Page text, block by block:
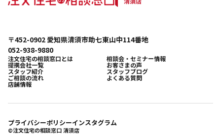
〒452-0902 愛知県清須市助七東山中114番地
052-938-9880
注文住宅の相談窓口とは 相談会・セミナー情報
提携会社一覧 お客さまの声
スタッフ紹介 スタッフブログ
ご相談の流れ よくある質問
店舗情報
©注文住宅の相談窓口 清須店
プライバシーポリシーインスタグラム